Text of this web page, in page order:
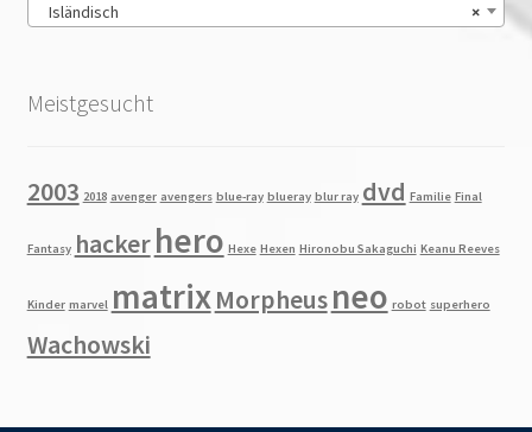
×
Isländisch
Meistgesucht
2003 2018 avenger avengers blue-ray blueray blur ray dvd Familie Final
Fantasy hackerhero Hexe Hexen Hironobu Sakaguchi Keanu Reeves
Kinder marvel matrixMorpheusneo robot superhero
Wachowski